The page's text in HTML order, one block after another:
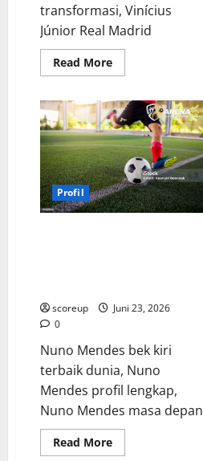
transformasi, Vinícius
Júnior Real Madrid
Read MoreRead
more
Júnior
Transformasi,
Dari
Wonderkid
Minder
Hingga
Sang
Maha
Bintang
Real
Profil
scoreup
Juni 23, 2026
0
Nuno Mendes bek kiri
terbaik dunia, Nuno
Mendes profil lengkap,
Nuno Mendes masa depan
Read MoreRead
more